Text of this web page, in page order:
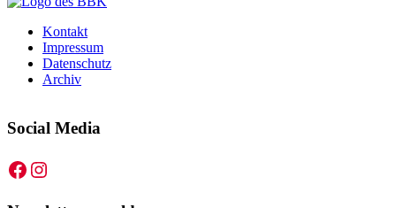
Kontakt
Impressum
Datenschutz
Archiv
Social Media
Facebook
Instagram